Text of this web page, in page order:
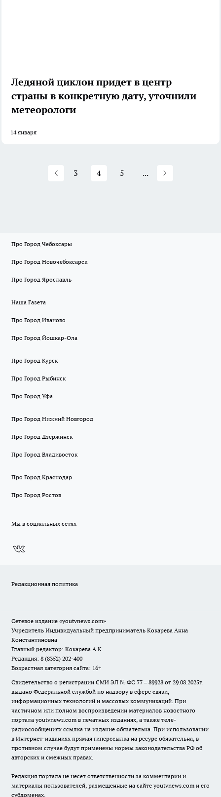
Ледяной циклон придет в центр
страны в конкретную дату, уточнили
метеорологи
14 января
3 4 5 ...
Про Город Чебоксары
Про Город Новочебоксарск
Про Город Ярославль
Наша Газета
Про Город Иваново
Про Город Йошкар-Ола
Про Город Курск
Про Город Рыбинск
Про Город Уфа
Про Город Нижний Новгород
Про Город Дзержинск
Про Город Владивосток
Про Город Краснодар
Про Город Ростов
Мы в социальных сетях
Редакционная политика
Сетевое издание «youtvnews.com»
Учредитель Индивидуальный предприниматель Кокарева Анна
Константиновна
Главный редактор: Кокарева А.К.
Редакция: 8 (8352) 202-400
Возрастная категория сайта: 16+
Свидетельство о регистрации СМИ ЭЛ № ФС 77 – 89928 от 29.08.2025г.
выдано Федеральной службой по надзору в сфере связи,
информационных технологий и массовых коммуникаций. При
частичном или полном воспроизведении материалов новостного
портала youtvnews.com в печатных изданиях, а также теле-
радиосообщениях ссылка на издание обязательна. При использовании
в Интернет-изданиях прямая гиперссылка на ресурс обязательна, в
противном случае будут применены нормы законодательства РФ об
авторских и смежных правах.
Редакция портала не несет ответственности за комментарии и
материалы пользователей, размещенные на сайте youtvnews.com и его
субдоменах.